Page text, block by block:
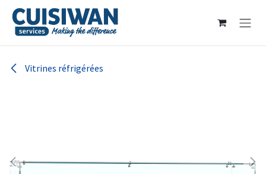
Se rendre au contenu
Vitrines réfrigérées